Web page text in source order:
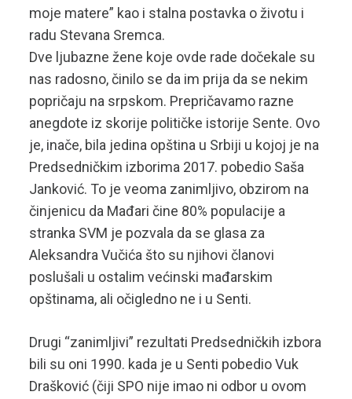
moje matere” kao i stalna postavka o životu i
radu Stevana Sremca.
Dve ljubazne žene koje ovde rade dočekale su
nas radosno, činilo se da im prija da se nekim
popričaju na srpskom. Prepričavamo razne
anegdote iz skorije političke istorije Sente. Ovo
je, inače, bila jedina opština u Srbiji u kojoj je na
Predsedničkim izborima 2017. pobedio Saša
Janković. To je veoma zanimljivo, obzirom na
činjenicu da Mađari čine 80% populacije a
stranka SVM je pozvala da se glasa za
Aleksandra Vučića što su njihovi članovi
poslušali u ostalim većinski mađarskim
opštinama, ali očigledno ne i u Senti.
Drugi “zanimljivi” rezultati Predsedničkih izbora
bili su oni 1990. kada je u Senti pobedio Vuk
Drašković (čiji SPO nije imao ni odbor u ovom